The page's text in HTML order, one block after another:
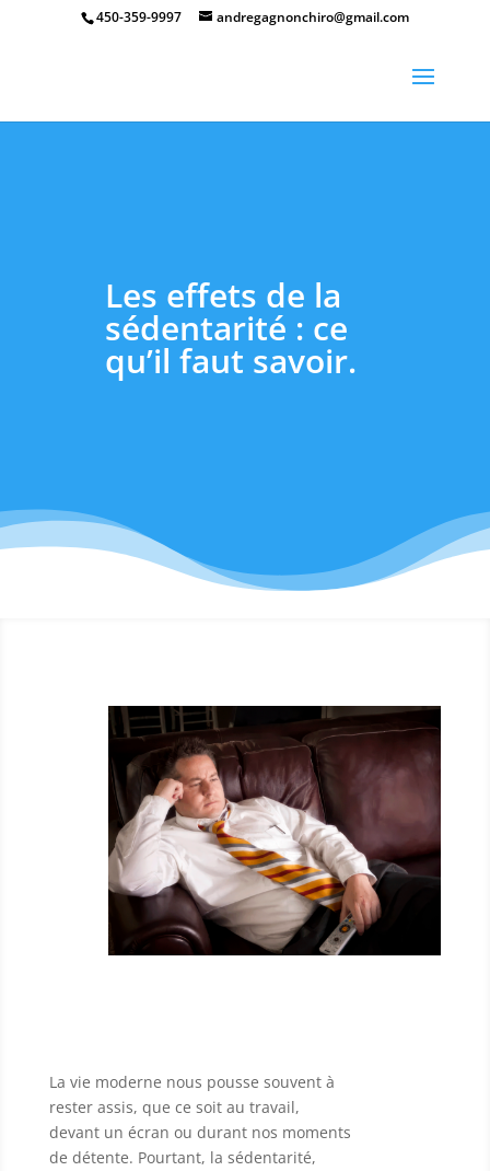
450-359-9997 andregagnonchiro@gmail.com
Les effets de la
sédentarité : ce
qu’il faut savoir.
La vie moderne nous pousse souvent à
rester assis, que ce soit au travail,
devant un écran ou durant nos moments
de détente. Pourtant, la sédentarité,